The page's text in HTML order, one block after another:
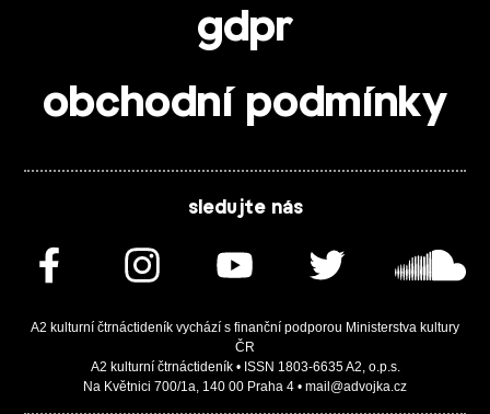
gdpr
obchodní podmínky
sledujte nás
A2 kulturní čtrnáctideník vychází s finanční podporou Ministerstva kultury
ČR
A2 kulturní čtrnáctideník • ISSN 1803-6635 A2, o.p.s.
Na Květnici 700/1a, 140 00 Praha 4 • mail@advojka.cz